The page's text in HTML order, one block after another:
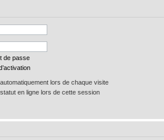
de passe
lors de chaque visite
en ligne lors de cette session